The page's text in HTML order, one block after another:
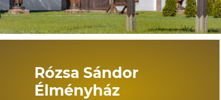
Rózsa Sándor
Élményház